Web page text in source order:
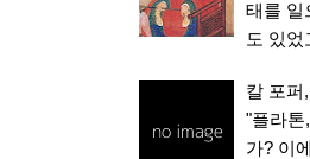
태를 일
도 있
칼 포퍼
"플라
가? 이